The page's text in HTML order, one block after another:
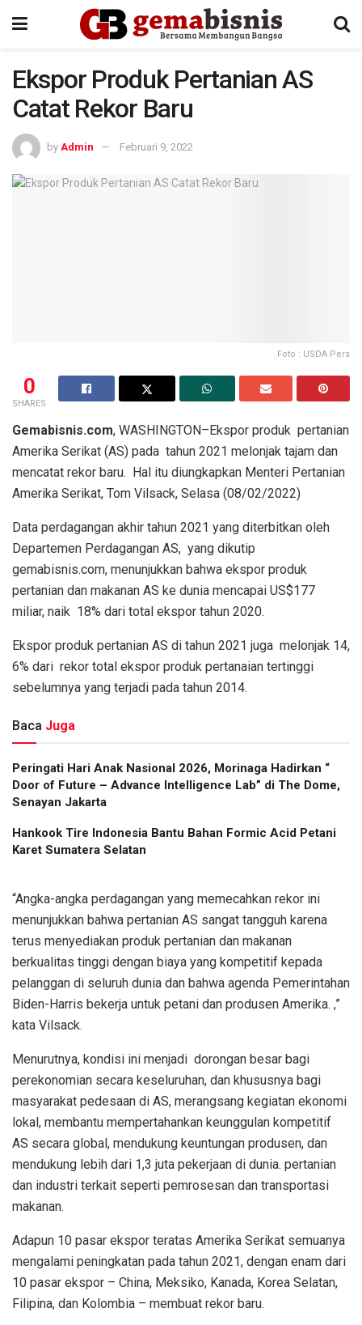
Ekspor Produk Pertanian AS
Catat Rekor Baru
by Admin Februari 9, 2022
Foto : USDA Pers
0
SHARES
Gemabisnis.com, WASHINGTON–Ekspor produk pertanian
Amerika Serikat (AS) pada tahun 2021 melonjak tajam dan
mencatat rekor baru. Hal itu diungkapkan Menteri Pertanian
Amerika Serikat, Tom Vilsack, Selasa (08/02/2022)
Data perdagangan akhir tahun 2021 yang diterbitkan oleh
Departemen Perdagangan AS, yang dikutip
gemabisnis.com, menunjukkan bahwa ekspor produk
pertanian dan makanan AS ke dunia mencapai US$177
miliar, naik 18% dari total ekspor tahun 2020.
Ekspor produk pertanian AS di tahun 2021 juga melonjak 14,
6% dari rekor total ekspor produk pertanaian tertinggi
sebelumnya yang terjadi pada tahun 2014.
Baca Juga
Peringati Hari Anak Nasional 2026, Morinaga Hadirkan “
Door of Future – Advance Intelligence Lab” di The Dome,
Senayan Jakarta
Hankook Tire Indonesia Bantu Bahan Formic Acid Petani
Karet Sumatera Selatan
“Angka-angka perdagangan yang memecahkan rekor ini
menunjukkan bahwa pertanian AS sangat tangguh karena
terus menyediakan produk pertanian dan makanan
berkualitas tinggi dengan biaya yang kompetitif kepada
pelanggan di seluruh dunia dan bahwa agenda Pemerintahan
Biden-Harris bekerja untuk petani dan produsen Amerika. ,”
kata Vilsack.
Menurutnya, kondisi ini menjadi dorongan besar bagi
perekonomian secara keseluruhan, dan khususnya bagi
masyarakat pedesaan di AS, merangsang kegiatan ekonomi
lokal, membantu mempertahankan keunggulan kompetitif
AS secara global, mendukung keuntungan produsen, dan
mendukung lebih dari 1,3 juta pekerjaan di dunia. pertanian
dan industri terkait seperti pemrosesan dan transportasi
makanan.
Adapun 10 pasar ekspor teratas Amerika Serikat semuanya
mengalami peningkatan pada tahun 2021, dengan enam dari
10 pasar ekspor – China, Meksiko, Kanada, Korea Selatan,
Filipina, dan Kolombia – membuat rekor baru.